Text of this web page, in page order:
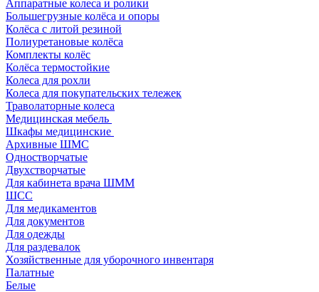
Аппаратные колеса и ролики
Большегрузные колёса и опоры
Колёса с литой резиной
Полиуретановые колёса
Комплекты колёс
Колёса термостойкие
Колеса для рохли
Колеса для покупательских тележек
Траволаторные колеса
Медицинская мебель
Шкафы медицинские
Архивные ШМС
Одностворчатые
Двухстворчатые
Для кабинета врача ШММ
ШСС
Для медикаментов
Для документов
Для одежды
Для раздевалок
Хозяйственные для уборочного инвентаря
Палатные
Белые